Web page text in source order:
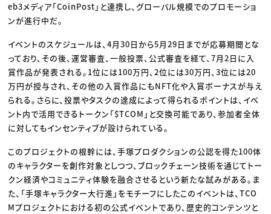
eb3メディア「CoinPost」と連携し、グローバル規模でのプロモーショ
ンが進行中だ。
イベントのスケジュールは、4月30日から5月29日までが応募期間とな
っており、その後、運営審査、一般投票、公式審査を経て、7月2日に入
賞作品が発表される。1位には100万円、2位には30万円、3位には20
万円が授与され、その他の入賞作品にもNFT化や入賞ボーナスが与え
られる。さらに、投票やタスクの達成によって得られるポイントは、イベ
ント内で活用できるトークン「$TCOM」と交換可能であり、参加者全体
に対してもインセンティブが設けられている。
このプロジェクトの根幹には、手塚プロダクションの公認を得た100体
のキャラクターを創作対象としつつ、ブロックチェーン技術を通じてトー
クン経済やコミュニティ体験を融合させるという新たな試みがある。ま
た、「手塚キャラクター大行進」をモチーフにしたこのイベントは、TCO
Mプロジェクトにおける初の公式イベントであり、歴史的コンテンツと